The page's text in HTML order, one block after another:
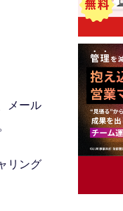
メール
リング